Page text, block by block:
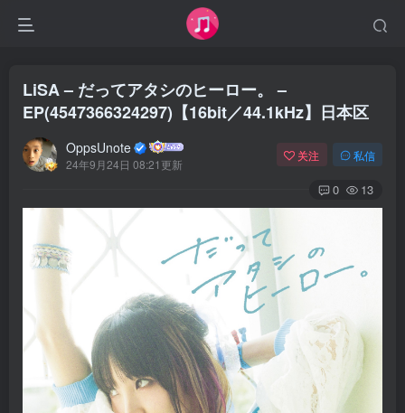
LiSA – だってアタシのヒーロー。 –
EP(4547366324297)【16bit／44.1kHz】日本区
OppsUnote
24年9月24日 08:21更新
关注 私信
0 13